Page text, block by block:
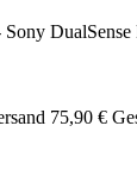
75,90 €